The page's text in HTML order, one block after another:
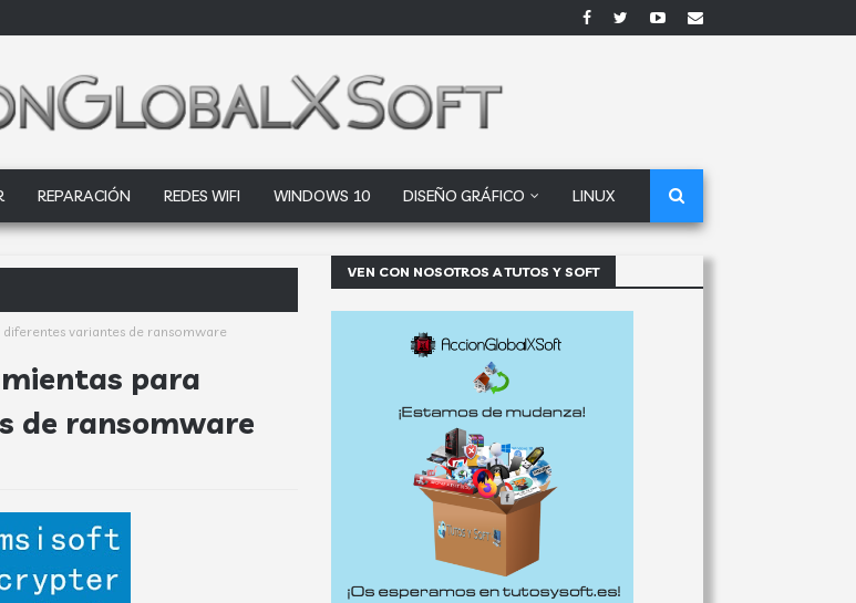
REPARACIÓN REDES WIFI WINDOWS 10 DISEÑO GRÁFICO LINUX
variantes de ransomware
para
de ransomware
VEN CON NOSOTROS A TUTOS Y SOFT